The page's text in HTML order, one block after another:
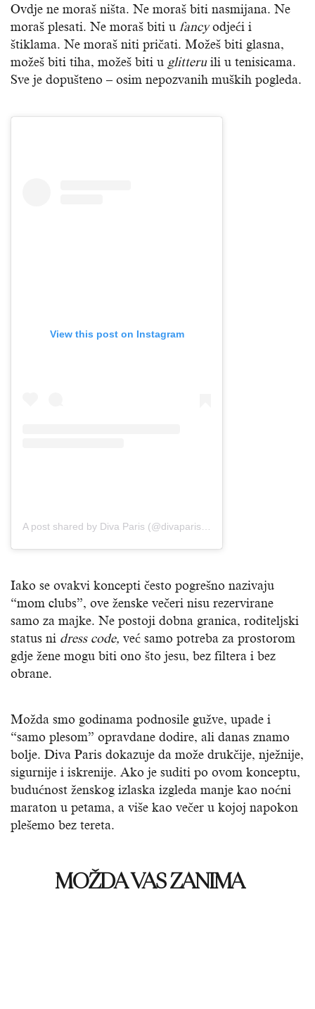
Ovdje ne moraš ništa. Ne moraš biti nasmijana. Ne
moraš plesati. Ne moraš biti u fancyodjeći i
štiklama. Ne moraš niti pričati. Možeš biti glasna,
možeš biti tiha, možeš biti u glitteruili u tenisicama.
Sve je dopušteno – osim nepozvanih muških pogleda.
View this post on Instagram
Iako se ovakvi koncepti često pogrešno nazivaju
“mom clubs”, ove ženske večeri nisu rezervirane
samo za majke. Ne postoji dobna granica, roditeljski
status ni dress code, već samo potreba za prostorom
gdje žene mogu biti ono što jesu, bez filtera i bez
obrane.
Možda smo godinama podnosile gužve, upade i
“samo plesom” opravdane dodire, ali danas znamo
bolje. Diva Paris dokazuje da može drukčije, nježnije,
sigurnije i iskrenije. Ako je suditi po ovom konceptu,
budućnost ženskog izlaska izgleda manje kao noćni
maraton u petama, a više kao večer u kojoj napokon
plešemo bez tereta.
MOŽDA VAS ZANIMA